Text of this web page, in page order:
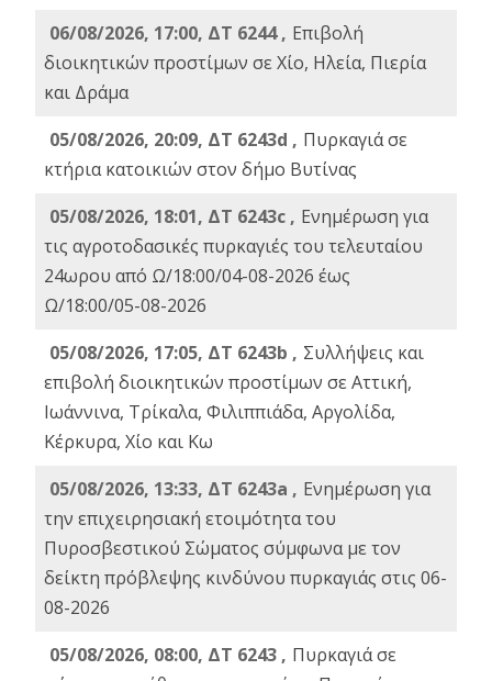
06/08/2026, 17:00, ΔΤ 6244 , Επιβολή
διοικητικών προστίμων σε Χίο, Ηλεία, Πιερία
και Δράμα
05/08/2026, 20:09, ΔΤ 6243d , Πυρκαγιά σε
κτήρια κατοικιών στον δήμο Βυτίνας
05/08/2026, 18:01, ΔΤ 6243c , Ενημέρωση για
τις αγροτοδασικές πυρκαγιές του τελευταίου
24ωρου από Ω/18:00/04-08-2026 έως
Ω/18:00/05-08-2026
05/08/2026, 17:05, ΔΤ 6243b , Συλλήψεις και
επιβολή διοικητικών προστίμων σε Αττική,
Ιωάννινα, Τρίκαλα, Φιλιππιάδα, Αργολίδα,
Κέρκυρα, Χίο και Κω
05/08/2026, 13:33, ΔΤ 6243a , Ενημέρωση για
την επιχειρησιακή ετοιμότητα του
Πυροσβεστικού Σώματος σύμφωνα με τον
δείκτη πρόβλεψης κινδύνου πυρκαγιάς στις 06-
08-2026
05/08/2026, 08:00, ΔΤ 6243 , Πυρκαγιά σε